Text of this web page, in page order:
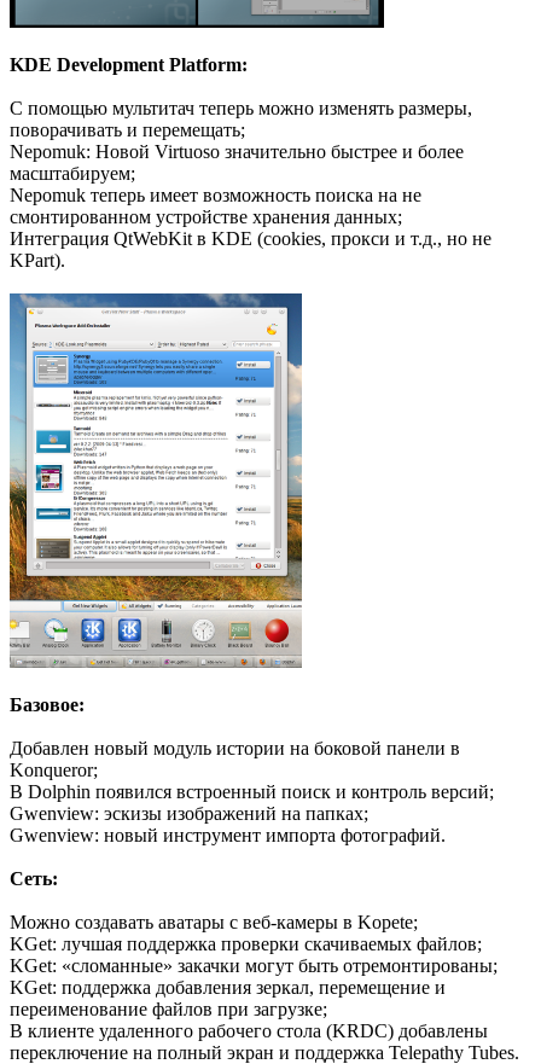
KDE Development Platform:
С помощью мультитач теперь можно изменять размеры,
поворачивать и перемещать;
Nepomuk: Новой Virtuoso значительно быстрее и более
масштабируем;
Nepomuk теперь имеет возможность поиска на не
смонтированном устройстве хранения данных;
Интеграция QtWebKit в KDE (cookies, прокси и т.д., но не
KPart).
Базовое:
Добавлен новый модуль истории на боковой панели в
Konqueror;
В Dolphin появился встроенный поиск и контроль версий;
Gwenview: эскизы изображений на папках;
Gwenview: новый инструмент импорта фотографий.
Сеть:
Можно создавать аватары с веб-камеры в Kopete;
KGet: лучшая поддержка проверки скачиваемых файлов;
KGet: «сломанные» закачки могут быть отремонтированы;
KGet: поддержка добавления зеркал, перемещение и
переименование файлов при загрузке;
В клиенте удаленного рабочего стола (KRDC) добавлены
переключение на полный экран и поддержка Telepathy Tubes.